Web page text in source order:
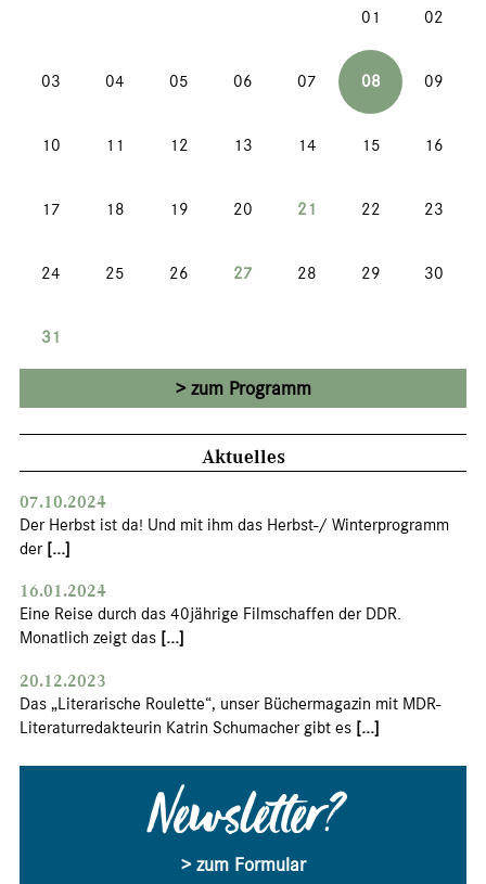
01 02
03 04 05 06 07 08 09
10 11 12 13 14 15 16
17 18 19 20 21 22 23
24 25 26 27 28 29 30
31
zum Programm
Aktuelles
07.10.2024
Der Herbst ist da! Und mit ihm das Herbst-/ Winterprogramm
der [...]
16.01.2024
Eine Reise durch das 40jährige Filmschaffen der DDR.
Monatlich zeigt das [...]
20.12.2023
Das „Literarische Roulette“, unser Büchermagazin mit MDR-
Literaturredakteurin Katrin Schumacher gibt es [...]
Newsletter?
> zum Formular